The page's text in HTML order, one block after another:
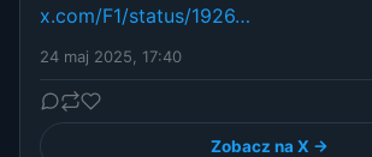
x.com/F1/status/1926…
24 maj 2025, 17:40
Zobacz na X →